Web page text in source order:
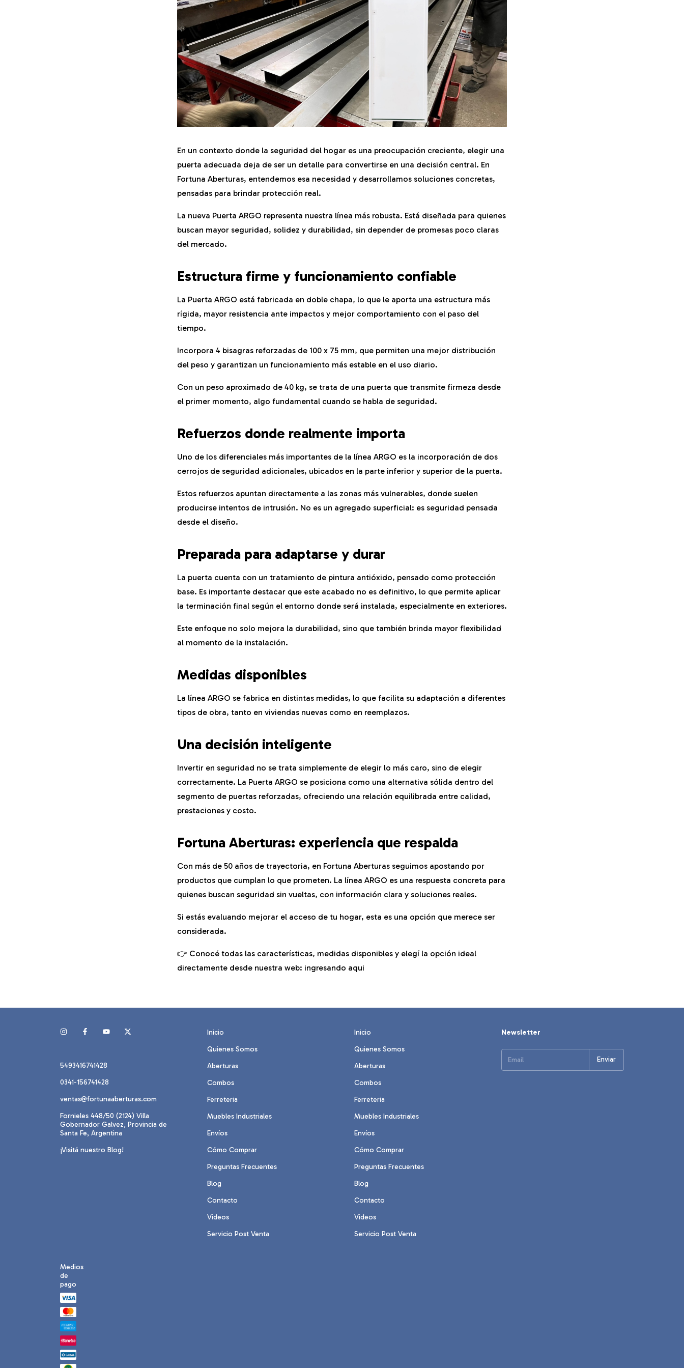
En un contexto donde la seguridad del hogar es una preocupación creciente, elegir una
puerta adecuada deja de ser un detalle para convertirse en una decisión central. En
Fortuna Aberturas, entendemos esa necesidad y desarrollamos soluciones concretas,
pensadas para brindar protección real.
La nueva Puerta ARGO representa nuestra línea más robusta. Está diseñada para quienes
buscan mayor seguridad, solidez y durabilidad, sin depender de promesas poco claras
del mercado.
Estructura firme y funcionamiento confiable
La Puerta ARGO está fabricada en doble chapa, lo que le aporta una estructura más
rígida, mayor resistencia ante impactos y mejor comportamiento con el paso del
tiempo.
Incorpora 4 bisagras reforzadas de 100 x 75 mm, que permiten una mejor distribución
del peso y garantizan un funcionamiento más estable en el uso diario.
Con un peso aproximado de 40 kg, se trata de una puerta que transmite firmeza desde
el primer momento, algo fundamental cuando se habla de seguridad.
Refuerzos donde realmente importa
Uno de los diferenciales más importantes de la línea ARGO es la incorporación de dos
cerrojos de seguridad adicionales, ubicados en la parte inferior y superior de la puerta.
Estos refuerzos apuntan directamente a las zonas más vulnerables, donde suelen
producirse intentos de intrusión. No es un agregado superficial: es seguridad pensada
desde el diseño.
Preparada para adaptarse y durar
La puerta cuenta con un tratamiento de pintura antióxido, pensado como protección
base. Es importante destacar que este acabado no es definitivo, lo que permite aplicar
la terminación final según el entorno donde será instalada, especialmente en exteriores.
Este enfoque no solo mejora la durabilidad, sino que también brinda mayor flexibilidad
al momento de la instalación.
Medidas disponibles
La línea ARGO se fabrica en distintas medidas, lo que facilita su adaptación a diferentes
tipos de obra, tanto en viviendas nuevas como en reemplazos.
Una decisión inteligente
Invertir en seguridad no se trata simplemente de elegir lo más caro, sino de elegir
correctamente. La Puerta ARGO se posiciona como una alternativa sólida dentro del
segmento de puertas reforzadas, ofreciendo una relación equilibrada entre calidad,
prestaciones y costo.
Fortuna Aberturas: experiencia que respalda
Con más de 50 años de trayectoria, en Fortuna Aberturas seguimos apostando por
productos que cumplan lo que prometen. La línea ARGO es una respuesta concreta para
quienes buscan seguridad sin vueltas, con información clara y soluciones reales.
Si estás evaluando mejorar el acceso de tu hogar, esta es una opción que merece ser
considerada.
👉 Conocé todas las características, medidas disponibles y elegí la opción ideal
directamente desde nuestra web: ingresando aqui
5493416741428
0341-156741428
ventas@fortunaaberturas.com
Fornieles 448/50 (2124) Villa
Gobernador Galvez, Provincia de
Santa Fe, Argentina
¡Visitá nuestro Blog!
Inicio
Quienes Somos
Aberturas
Combos
Ferreteria
Muebles Industriales
Envíos
Cómo Comprar
Preguntas Frecuentes
Blog
Contacto
Videos
Servicio Post Venta
Inicio
Quienes Somos
Aberturas
Combos
Ferreteria
Muebles Industriales
Envíos
Cómo Comprar
Preguntas Frecuentes
Blog
Contacto
Videos
Servicio Post Venta
Newsletter
Medios
de
pago